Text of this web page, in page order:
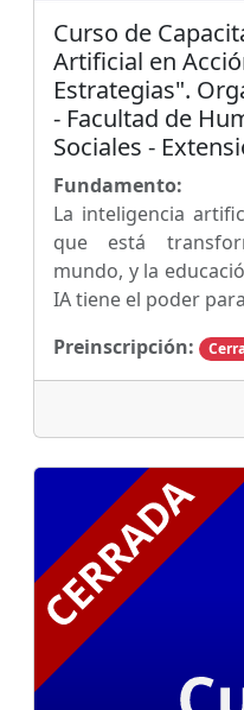
Curso de
Artificial en
Estrategias".
- Facultad de
Sociales -
Fundamento:
La inteligencia
que está
mundo, y la
IA tiene el poder
Preinscripción: